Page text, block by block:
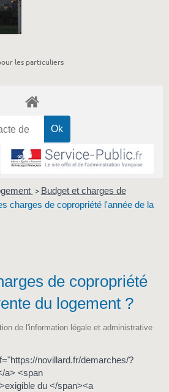
les particuliers
> Budget et charges de
charges de copropriété l'année de la
de copropriété
du logement ?
de l'information légale et administrative
novillard.fr/demarches/?
a> <span
du </span><a